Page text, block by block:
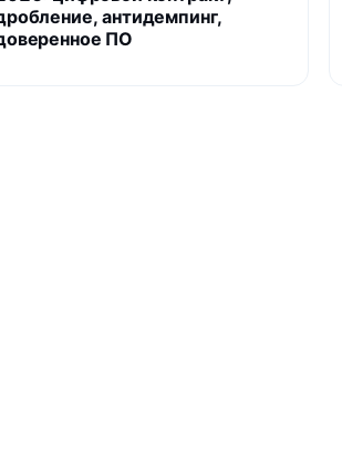
антидемпинг,
ПО